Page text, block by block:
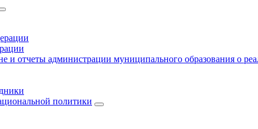
отчеты администрации муниципального образования о
политики